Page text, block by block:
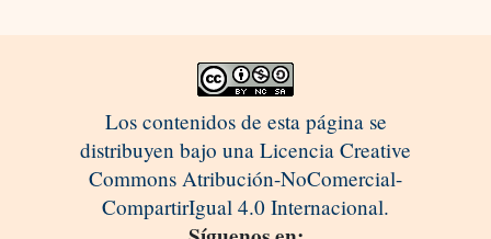
Los contenidos de esta página se
distribuyen bajo una Licencia Creative
Commons Atribución-NoComercial-
CompartirIgual 4.0 Internacional.